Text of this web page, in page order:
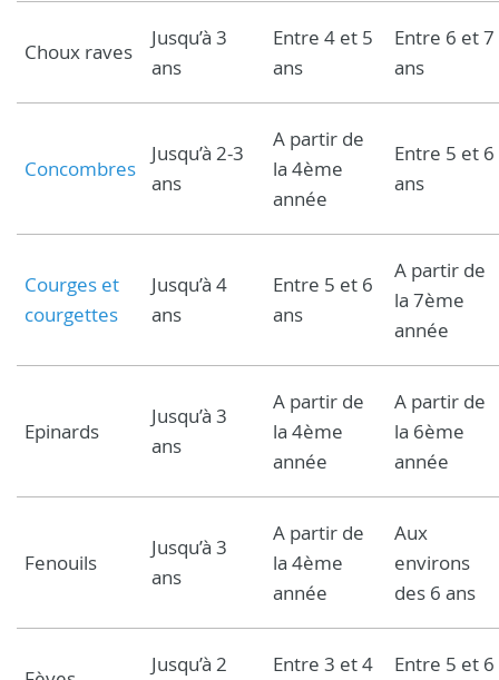
Choux raves
Jusqu’à 3
ans
Entre 4 et 5
ans
Entre 6 et 7
ans
Concombres
Jusqu’à 2-3
ans
A partir de
la 4ème
année
Entre 5 et 6
ans
Courges et
courgettes
Jusqu’à 4
ans
Entre 5 et 6
ans
A partir de
la 7ème
année
Epinards
Jusqu’à 3
ans
A partir de
la 4ème
année
A partir de
la 6ème
année
Fenouils
Jusqu’à 3
ans
A partir de
la 4ème
année
Aux
environs
des 6 ans
Jusqu’à 2 Entre 3 et 4 Entre 5 et 6